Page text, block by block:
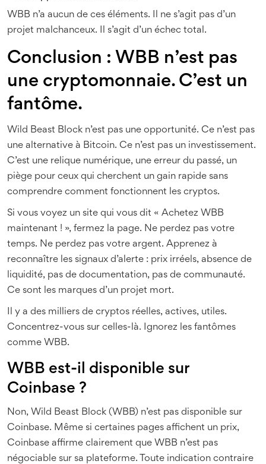
WBB n’a aucun de ces éléments. Il ne s’agit pas d’un
projet malchanceux. Il s’agit d’un échec total.
Conclusion : WBB n’est pas
une cryptomonnaie. C’est un
fantôme.
Wild Beast Block n’est pas une opportunité. Ce n’est pas
une alternative à Bitcoin. Ce n’est pas un investissement.
C’est une relique numérique, une erreur du passé, un
piège pour ceux qui cherchent un gain rapide sans
comprendre comment fonctionnent les cryptos.
Si vous voyez un site qui vous dit « Achetez WBB
maintenant ! », fermez la page. Ne perdez pas votre
temps. Ne perdez pas votre argent. Apprenez à
reconnaître les signaux d’alerte : prix irréels, absence de
liquidité, pas de documentation, pas de communauté.
Ce sont les marques d’un projet mort.
Il y a des milliers de cryptos réelles, actives, utiles.
Concentrez-vous sur celles-là. Ignorez les fantômes
comme WBB.
WBB est-il disponible sur
Coinbase ?
Non, Wild Beast Block (WBB) n’est pas disponible sur
Coinbase. Même si certaines pages affichent un prix,
Coinbase affirme clairement que WBB n’est pas
négociable sur sa plateforme. Toute indication contraire